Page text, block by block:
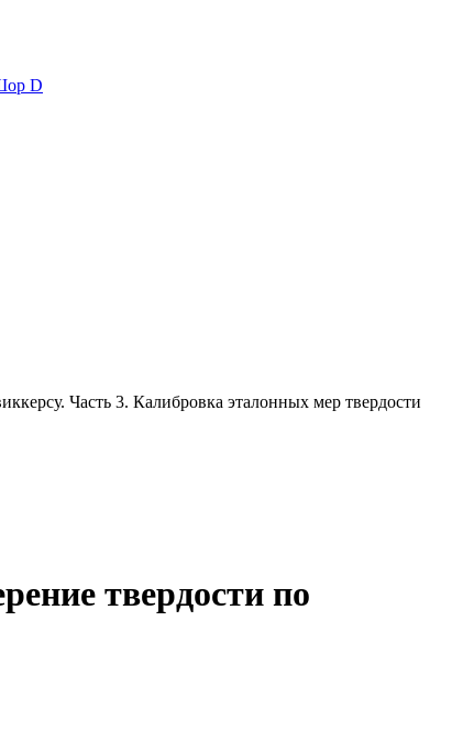
D
Часть 3. Калибровка эталонных мер твердости
твердости по